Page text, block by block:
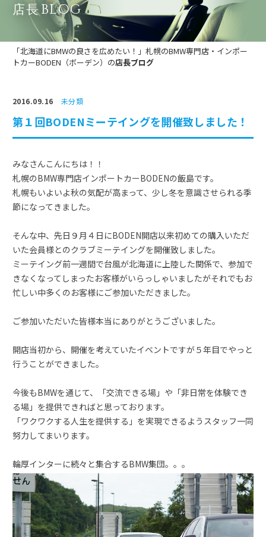
店長BLOG
「北海道にBMWの良さを広めたい！」札幌のBMW専門店・インポー
トカーBODEN（ボーデン）の店長ブログ
2016.09.16 未分類
第１回BODENミーテイングを開催致しました！
みなさんこんにちは！！
札幌のBMW専門店インポートカーBODENの飯島です。
札幌もいよいよ秋の気配が高まって、少し冬を意識させられる季
節になってきました。
そんな中、先日９月４日にBODEN開店以来初めての購入いただ
いた会員様とのクラブミーテイングを開催致しました。
ミーテイング前一週間で台風が北海道に上陸した関係で、参加で
きなくなってしまったお客様がいらっしゃいましたがそれでもお
忙しい中多くのお客様にご参加いただきました。
ご参加いただいた皆様本当にありがとうございました。
開店当初から、開催を考えていたイベントですが５年目でやっと
行うことができました。
今後もBMWを通じて、「交流できる場」や「非日常を体験でき
る場」を提供できればと思っております。
「ワクワクする人生を提供する」を実現できるようスタッフ一同
努力してまいります。
輪厚インターに続々と集合するBMW集団。。。